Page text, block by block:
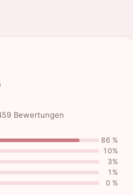
Bewertungen
86 %
10%
3%
1%
0 %